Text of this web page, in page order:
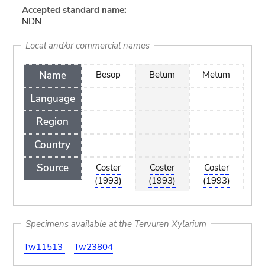
Accepted standard name:
NDN
Local and/or commercial names
Name
Language
Region
Country
Source
Besop
Coster
(1993)
Betum
Coster
(1993)
Metum
Coster
(1993)
Specimens available at the Tervuren Xylarium
Tw11513
Tw23804